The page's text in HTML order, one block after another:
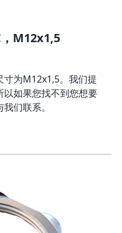
M12x1,5
寸为M12x1,5。我们提
如果您找不到您想要
们联系。